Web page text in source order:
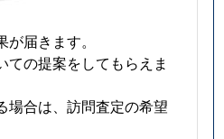
届きます。
ての提案をしてもらえま
場合は、訪問査定の希望